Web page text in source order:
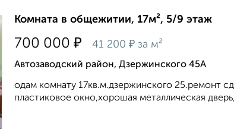
Комната в общежитии, 17м², 5/9 этаж
700 000 ₽ 41 200 ₽ за м²
Автозаводский район, Дзержинского 45А
одам комнату 17кв.м.дзержинского 25.ремонт
пластиковое окно,хорошая металлическая